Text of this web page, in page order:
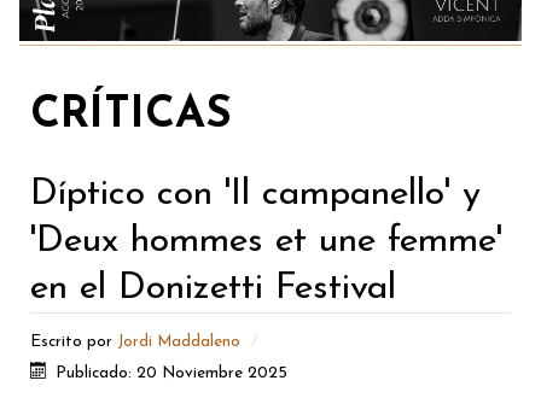
CRÍTICAS
Díptico con 'Il campanello' y
'Deux hommes et une femme'
en el Donizetti Festival
Escrito por Jordi Maddaleno
Publicado: 20 Noviembre 2025